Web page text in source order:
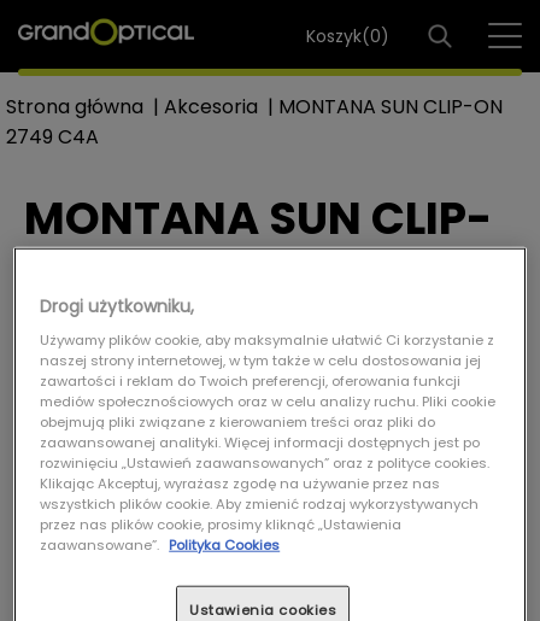
Koszyk(0)
Strona główna | Akcesoria | MONTANA SUN CLIP-ON
2749 C4A
MONTANA SUN CLIP-
ON 2749 C4A
MONTANA SUN CLIP-ON 2749 C4A
Ref: AKC.1000080
Drogi użytkowniku,
Używamy plików cookie, aby maksymalnie ułatwić Ci korzystanie z
naszej strony internetowej, w tym także w celu dostosowania jej
zawartości i reklam do Twoich preferencji, oferowania funkcji
mediów społecznościowych oraz w celu analizy ruchu. Pliki cookie
obejmują pliki związane z kierowaniem treści oraz pliki do
zaawansowanej analityki. Więcej informacji dostępnych jest po
rozwinięciu „Ustawień zaawansowanych” oraz z polityce cookies.
Klikając Akceptuj, wyrażasz zgodę na używanie przez nas
wszystkich plików cookie. Aby zmienić rodzaj wykorzystywanych
przez nas plików cookie, prosimy kliknąć „Ustawienia
zaawansowane”. Polityka Cookies
Ustawienia cookies